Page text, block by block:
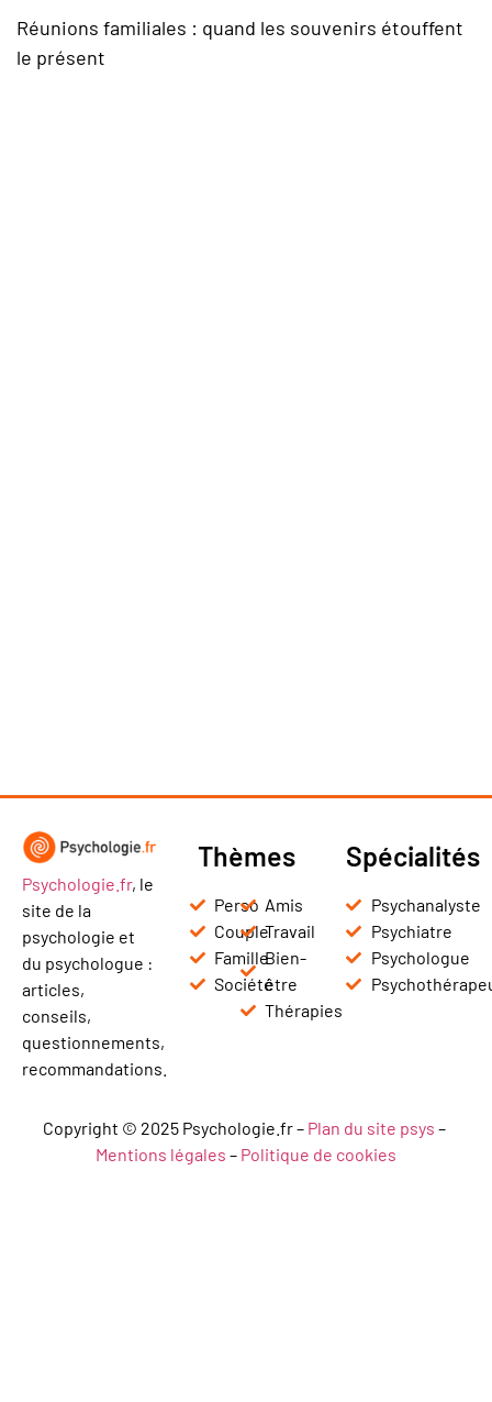
Réunions familiales : quand les souvenirs étouffent
le présent
Psychologie.fr, le
site de la
psychologie et
du psychologue :
articles,
conseils,
questionnements,
recommandations.
Thèmes
Perso
Couple
Famille
Société
Amis
Travail
Bien-
être
Thérapies
Spécialités
Psychanalyste
Psychiatre
Psychologue
Copyright © 2025 Psychologie.fr – Plan du site psys –
Mentions légales – Politique de cookies